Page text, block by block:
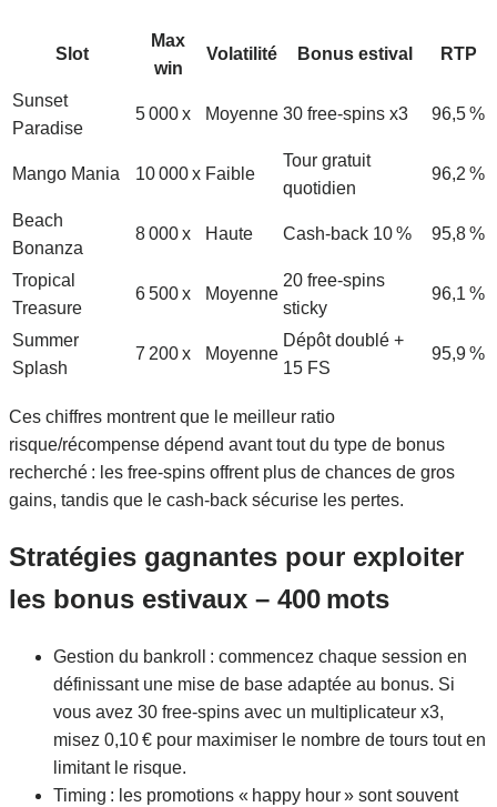
Slot
Max
win
Volatilité Bonus estival RTP
Sunset
Paradise
5 000 x Moyenne 30 free‑spins x3 96,5 %
Mango Mania 10 000 x Faible
Tour gratuit
quotidien
96,2 %
Beach
Bonanza
8 000 x Haute Cash‑back 10 % 95,8 %
Tropical
Treasure
6 500 x Moyenne
20 free‑spins
sticky
96,1 %
Summer
Splash
7 200 x Moyenne
Dépôt doublé +
15 FS
95,9 %
Ces chiffres montrent que le meilleur ratio
risque/récompense dépend avant tout du type de bonus
recherché : les free‑spins offrent plus de chances de gros
gains, tandis que le cash‑back sécurise les pertes.
Stratégies gagnantes pour exploiter
les bonus estivaux – 400 mots
Gestion du bankroll : commencez chaque session en
définissant une mise de base adaptée au bonus. Si
vous avez 30 free‑spins avec un multiplicateur x3,
misez 0,10 € pour maximiser le nombre de tours tout en
limitant le risque.
Timing : les promotions « happy hour » sont souvent